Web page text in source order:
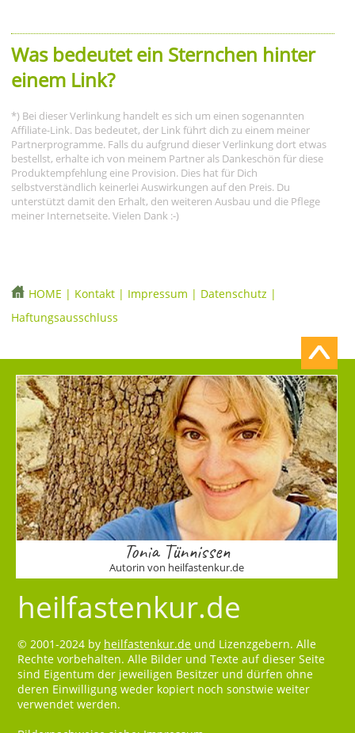
Was bedeutet ein Sternchen hinter
einem Link?
*) Bei dieser Verlinkung handelt es sich um einen sogenannten
Affiliate-Link. Das bedeutet, der Link führt dich zu einem meiner
Partnerprogramme. Falls du aufgrund dieser Verlinkung dort etwas
bestellst, erhalte ich von meinem Partner als Dankeschön für diese
Produktempfehlung eine Provision. Dies hat für Dich
selbstverständlich keinerlei Auswirkungen auf den Preis. Du
unterstützt damit den Erhalt, den weiteren Ausbau und die Pflege
meiner Internetseite. Vielen Dank :-)
HOME | Kontakt | Impressum | Datenschutz |
Haftungsausschluss
Tonia Tünnissen
Autorin von heilfastenkur.de
heilfastenkur.de
© 2001-2024 by heilfastenkur.de und Lizenzgebern. Alle
Rechte vorbehalten. Alle Bilder und Texte auf dieser Seite
sind Eigentum der jeweiligen Besitzer und dürfen ohne
deren Einwilligung weder kopiert noch sonstwie weiter
verwendet werden.